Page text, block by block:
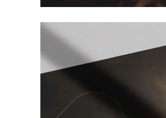
2025 ANNUAL REPORT